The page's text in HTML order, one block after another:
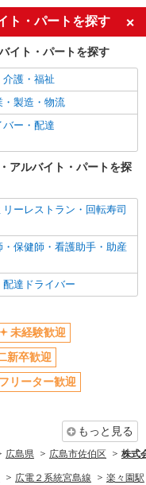
OK
あり
ト・パートを探す
イト・パートを探す
介護・福祉
・製造・物流
バー・配達
アルバイト・パートを探
リーレストラン・回転寿司
・保健師・看護助手・助産
配達ドライバー
未経験歓迎
新卒歓迎
フリーター歓迎
もっと見る
広島県 広島市佐伯区 株式
広電２系統宮島線 楽々園駅